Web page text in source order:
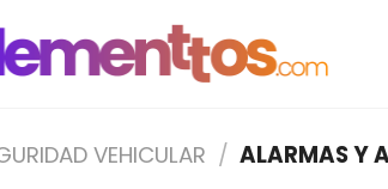
VEHICULAR / ALARMAS Y